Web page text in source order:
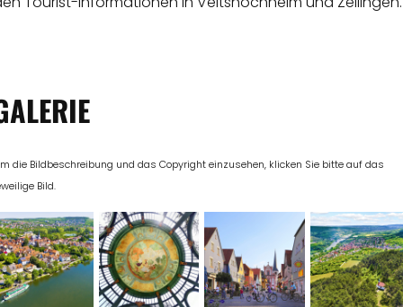
die Bildbeschreibung und das Copyright einzusehen, klicken Sie bitte auf das
Bild.